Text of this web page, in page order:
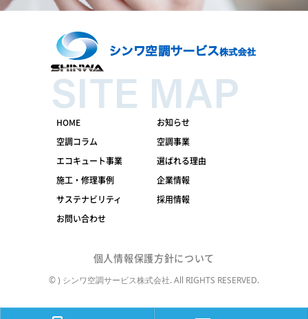
SITE MAP
HOME
お知らせ
空調コラム
空調事業
エコキュート事業
選ばれる理由
施工・修理事例
企業情報
サステナビリティ
採用情報
お問い合わせ
個人情報保護方針について
© ) シンワ空調サービス株式会社. All RIGHTS RESERVED.